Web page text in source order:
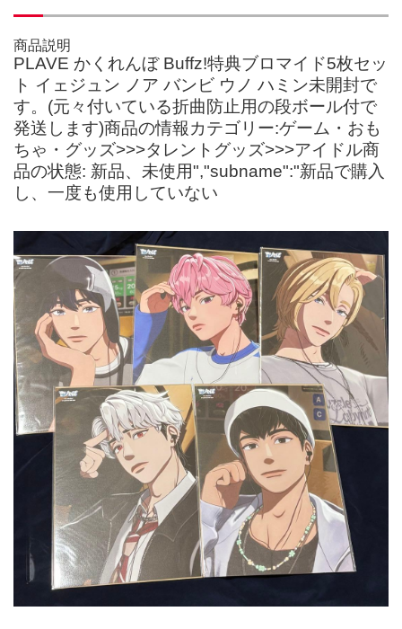
商品説明
PLAVE かくれんぼ Buffz!特典ブロマイド5枚セッ
ト イェジュン ノア バンビ ウノ ハミン未開封で
す。(元々付いている折曲防止用の段ボール付で
発送します)商品の情報カテゴリー:ゲーム・おも
ちゃ・グッズ>>>タレントグッズ>>>アイドル商
品の状態: 新品、未使用","subname":"新品で購入
し、一度も使用していない